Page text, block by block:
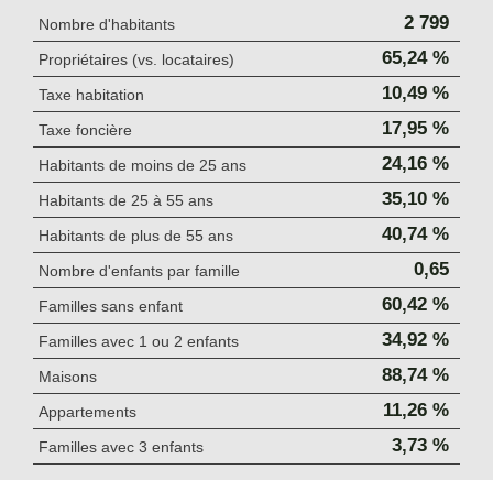
Nombre d'habitants 2 799
Propriétaires (vs. locataires) 65,24 %
Taxe habitation 10,49 %
Taxe foncière 17,95 %
Habitants de moins de 25 ans 24,16 %
Habitants de 25 à 55 ans 35,10 %
Habitants de plus de 55 ans 40,74 %
Nombre d'enfants par famille 0,65
Familles sans enfant 60,42 %
Familles avec 1 ou 2 enfants 34,92 %
Maisons 88,74 %
Appartements 11,26 %
Familles avec 3 enfants 3,73 %